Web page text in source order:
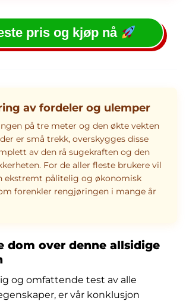
pris og kjøp nå
av fordeler og ulemper
på tre meter og den økte vekten
er små trekk, overskygges disse
av den rå sugekraften og den
For de aller fleste brukere vil
ekstremt pålitelig og økonomisk
forenkler rengjøringen i mange år
dom over denne allsidige
og omfattende test av alle
er vår konklusjon